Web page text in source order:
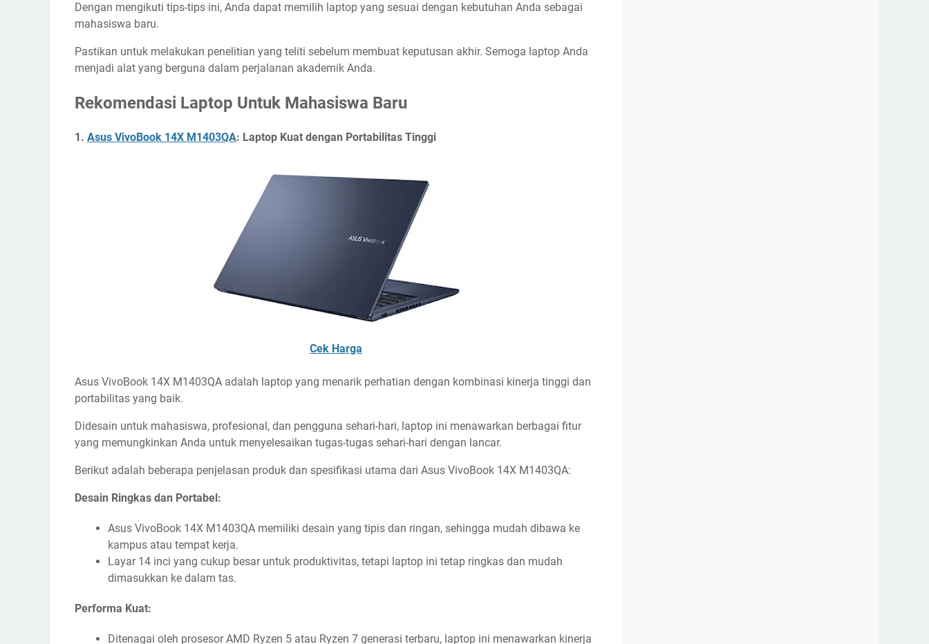
Dengan mengikuti tips-tips ini, Anda dapat memilih laptop yang sesuai dengan kebutuhan Anda sebagai
mahasiswa baru.
Pastikan untuk melakukan penelitian yang teliti sebelum membuat keputusan akhir. Semoga laptop Anda
menjadi alat yang berguna dalam perjalanan akademik Anda.
Rekomendasi Laptop Untuk Mahasiswa Baru
1. Asus VivoBook 14X M1403QA: Laptop Kuat dengan Portabilitas Tinggi
Cek Harga
Asus VivoBook 14X M1403QA adalah laptop yang menarik perhatian dengan kombinasi kinerja tinggi dan
portabilitas yang baik.
Didesain untuk mahasiswa, profesional, dan pengguna sehari-hari, laptop ini menawarkan berbagai fitur
yang memungkinkan Anda untuk menyelesaikan tugas-tugas sehari-hari dengan lancar.
Berikut adalah beberapa penjelasan produk dan spesifikasi utama dari Asus VivoBook 14X M1403QA:
Desain Ringkas dan Portabel:
Asus VivoBook 14X M1403QA memiliki desain yang tipis dan ringan, sehingga mudah dibawa ke
kampus atau tempat kerja.
Layar 14 inci yang cukup besar untuk produktivitas, tetapi laptop ini tetap ringkas dan mudah
dimasukkan ke dalam tas.
Performa Kuat:
Ditenagai oleh prosesor AMD Ryzen 5 atau Ryzen 7 generasi terbaru, laptop ini menawarkan kinerja